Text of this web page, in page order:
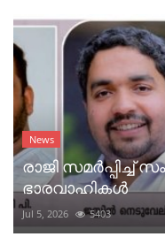
News
രാജി സമർപ്പിച്ച്
ഭാരവാഹികൾ
Jul 5, 2026 5403